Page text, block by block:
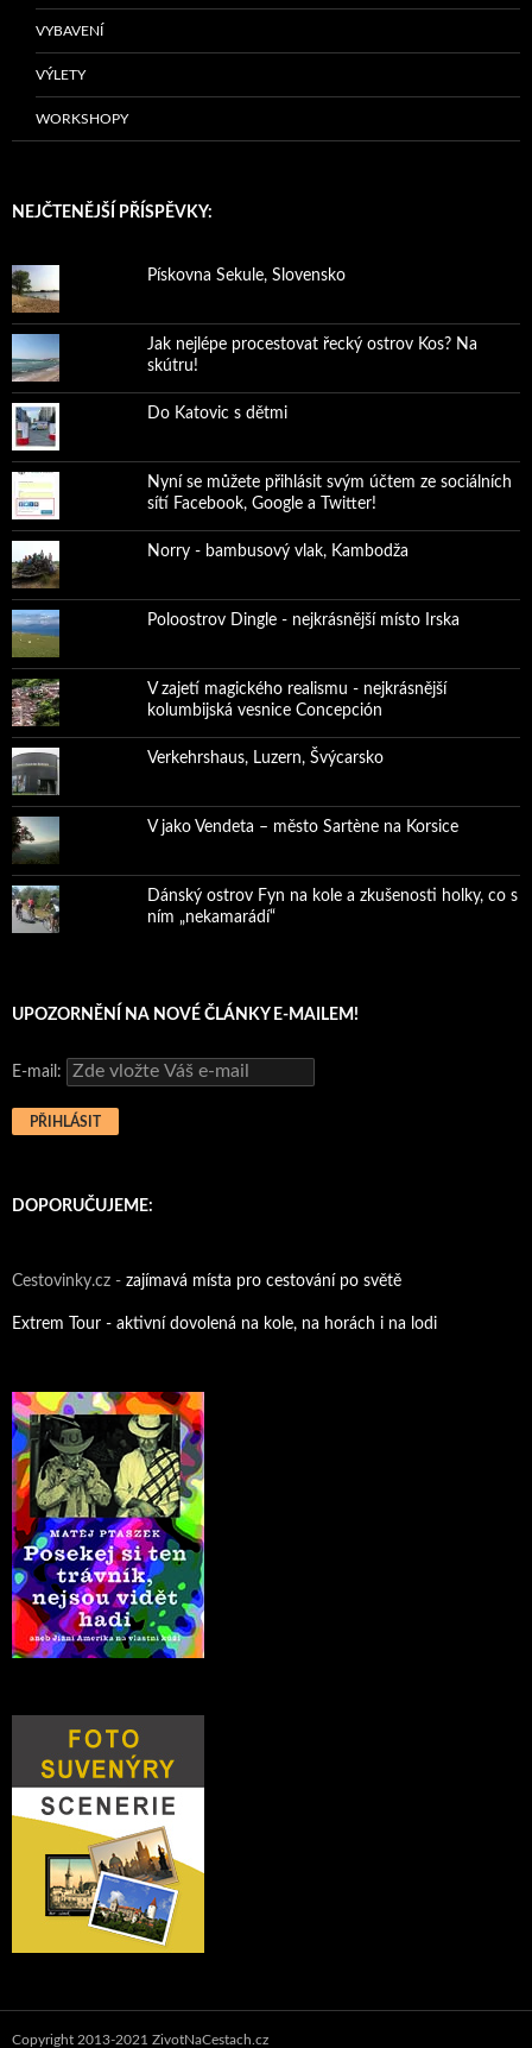
VYBAVENÍ
VÝLETY
WORKSHOPY
NEJČTENĚJŠÍ PŘÍSPĚVKY:
Pískovna Sekule, Slovensko
Jak nejlépe procestovat řecký ostrov Kos? Na
skútru!
Do Katovic s dětmi
Nyní se můžete přihlásit svým účtem ze sociálních
sítí Facebook, Google a Twitter!
Norry - bambusový vlak, Kambodža
Poloostrov Dingle - nejkrásnější místo Irska
V zajetí magického realismu - nejkrásnější
kolumbijská vesnice Concepción
Verkehrshaus, Luzern, Švýcarsko
V jako Vendeta – město Sartène na Korsice
Dánský ostrov Fyn na kole a zkušenosti holky, co s
ním „nekamarádí“
UPOZORNĚNÍ NA NOVÉ ČLÁNKY E-MAILEM!
E-mail:
DOPORUČUJEME:
Cestovinky.cz - zajímavá místa pro cestování po světě
Extrem Tour - aktivní dovolená na kole, na horách i na lodi